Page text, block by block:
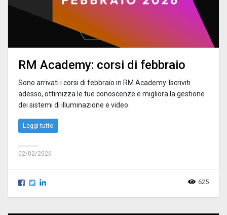
RM Academy: corsi di febbraio
Sono arrivati i corsi di febbraio in RM Academy. Iscriviti
adesso, ottimizza le tue conoscenze e migliora la gestione
dei sistemi di illuminazione e video.
Leggi tutto
02/02/2026
625